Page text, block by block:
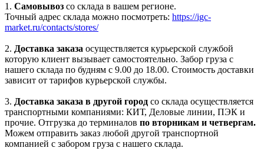
1. Самовывоз со склада в вашем регионе.
Точный адрес склада можно посмотреть: https://igc-
market.ru/contacts/stores/
2. Доставка заказа осуществляется курьерской службой
которую клиент вызывает самостоятельно. Забор груза с
нашего склада по будням с 9.00 до 18.00. Стоимость доставки
зависит от тарифов курьерской службы.
3. Доставка заказа в другой город со склада осуществляется
транспортными компаниями: КИТ, Деловые линии, ПЭК и
прочие. Отгрузка до терминалов по вторникам и четвергам.
Можем отправить заказ любой другой транспортной
компанией с забором груза с нашего склада.